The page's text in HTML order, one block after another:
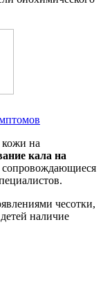
кожи на
кала на
чесотки,
наличие